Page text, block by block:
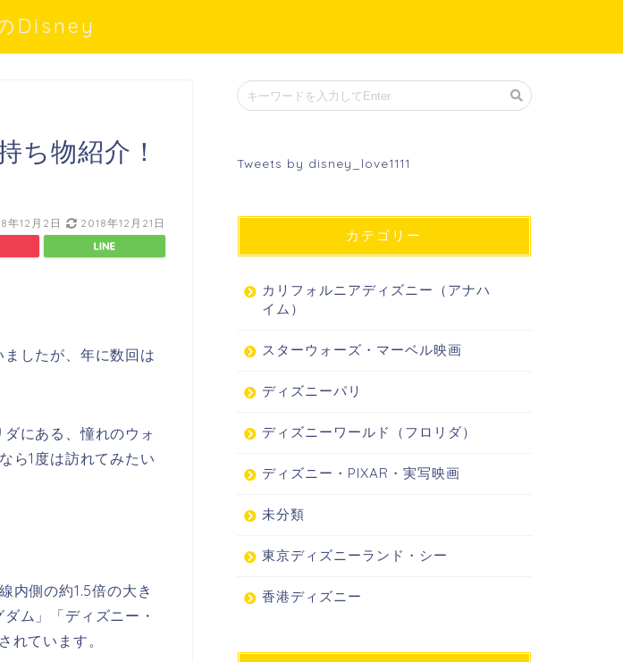
Disney
ち物紹介！
年12月2日 2018年12月21日
したが、年に数回は
にある、憧れのウォ
ら1度は訪れてみたい
内側の約1.5倍の大き
ム」「ディズニー・
れています。
Tweets by disney_love1111
カテゴリー
カリフォルニアディズニー（アナハ
イム）
スターウォーズ・マーベル映画
ディズニーパリ
ディズニーワールド（フロリダ）
ディズニー・PIXAR・実写映画
未分類
東京ディズニーランド・シー
香港ディズニー